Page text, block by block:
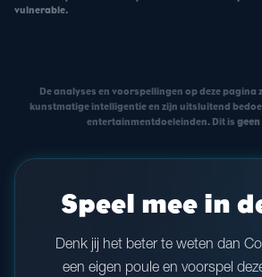
vulnerable.
De analyses en voorspellingen op deze pagina
kunstmatige intelligentie en zijn uitsluitend
entertainmentdoeleinden. Dit is
Speel mee in
Denk jij het beter te weten dan
een eigen poule en voorspel